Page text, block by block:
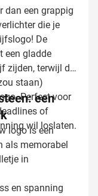
dan een grappig
die je
De
een gladde
zijden, terwijl de
staan)
Perfect voor
of
wil loslaten.
een
logo is een
als memorabel
in
en spanning